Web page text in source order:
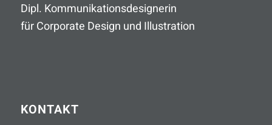
Dipl. Kommunikationsdesignerin
für Corporate Design und Illustration
KONTAKT